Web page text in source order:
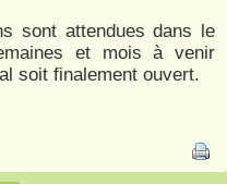
sont attendues dans le
et mois à venir
soit finalement ouvert.